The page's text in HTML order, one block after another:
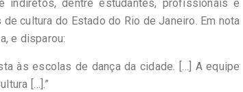
indiretos, dentre estudantes, profissionais e
cultura do Estado do Rio de Janeiro. Em nota
e disparou:
às escolas de dança da cidade. […] A equipe
[…].”